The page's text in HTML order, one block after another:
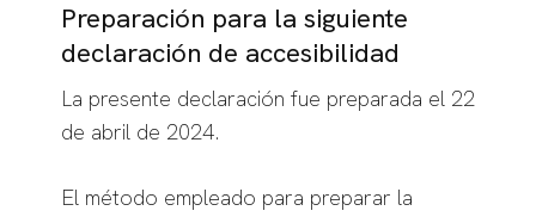
Preparación para la siguiente
declaración de accesibilidad
La presente declaración fue preparada el 22
de abril de 2024.
El método empleado para preparar la